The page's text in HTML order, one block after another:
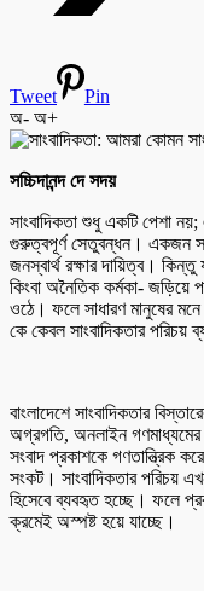
Tweet
Pin
অ- অ+
সচ্চিদানন্দ দে সদয়
সাংবাদিকতা শুধু একটি পেশা
গুরুত্বপূর্ণ সেতুবন্ধন। একজন
জনস্বার্থ রক্ষার দায়িত্ব। কিন্তু
কিংবা অনৈতিক কর্মকা- জড়িয়ে
ওঠে। ফলে সাধারণ মানুষের
কে কেবল সাংবাদিকতার পরিচয়
বাংলাদেশে সাংবাদিকতার
অগ্রগতি, অনলাইন গণমাধ্যমের
সংবাদ প্রকাশকে গণতান্ত্রিক
সংকট। সাংবাদিকতার পরিচয়
হিসেবে ব্যবহৃত হচ্ছে। ফলে
ক্রমেই অস্পষ্ট হয়ে যাচ্ছে।